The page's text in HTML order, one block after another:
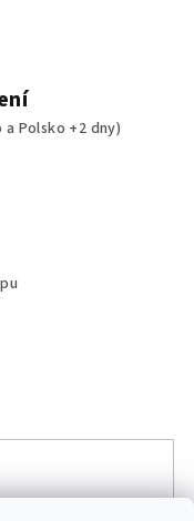
Polsko +2 dny)